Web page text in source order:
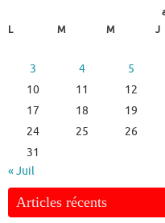
L
M M J
3
4 5
10
11 12
17
18 19
24
25 26
31
« Juil
Articles récents